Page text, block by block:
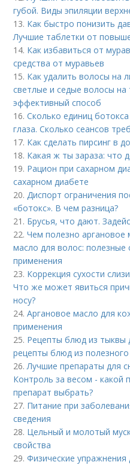
губой. Виды эпиляции
13. Как быстро понизить
Лучшие таблетки от
14. Как избавиться от
средства от муравьев
15. Как удалить волосы на
светлые и седые волосы
эффективный способ
16.Сколько единиц
глаза. Сколько сеансов
17. Как сделать пирсинг в
18. Какая ж ты зараза: что
19. Рацион при сахарном
сахарном диабете
20.Диспорт ограничения
«ботокс». В чем разница?
21. Брусья, что дают.
22.Чем полезно аргановое
масло для волос: полезные
применения
23. Коррекция сухости
Что же может явиться
носу?
24.Аргановое масло для
применения
25. Рецепты блюд из тыквы
рецепты блюд из
26.Лучшие препараты для
Контроль за весом - какой
препарат выбрать?
27. Питание при
сведения
28. Цельный и молотый
свойства
29.Физические